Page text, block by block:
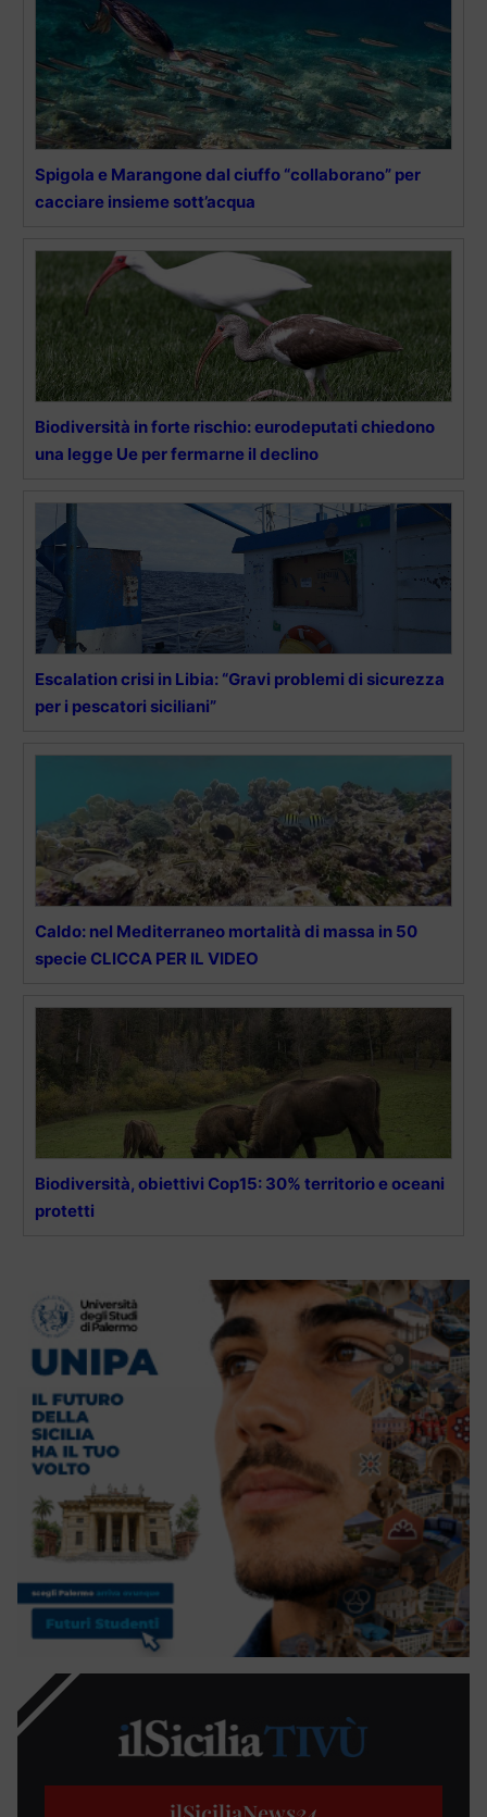
Spigola e Marangone dal ciuffo “collaborano” per
cacciare insieme sott’acqua
Biodiversità in forte rischio: eurodeputati chiedono
una legge Ue per fermarne il declino
Escalation crisi in Libia: “Gravi problemi di sicurezza
per i pescatori siciliani”
Caldo: nel Mediterraneo mortalità di massa in 50
specie CLICCA PER IL VIDEO
Biodiversità, obiettivi Cop15: 30% territorio e oceani
protetti